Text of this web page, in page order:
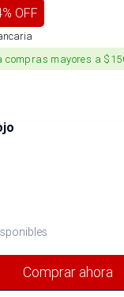
% OFF
compras mayores a
Comprar ahora